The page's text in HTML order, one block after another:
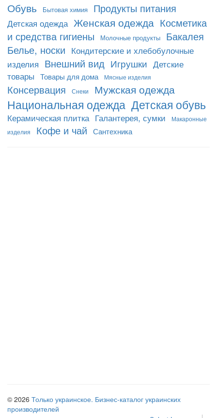
Обувь Бытовая химия Продукты питания
Детская одежда Женская одежда Косметика
и средства гигиены
Молочные продукты
Бакалея
Белье, носки Кондитерские и хлебобулочные
изделия Внешний вид Игрушки Детские
товары
Товары для дома Мясные изделия
Консервация Снеки Мужская одежда
Национальная одежда Детская обувь
Керамическая плитка Галантерея, сумки
Макаронные
изделия
Кофе и чай Сантехника
© 2026 Только украинское. Бизнес-каталог украинских
производителей